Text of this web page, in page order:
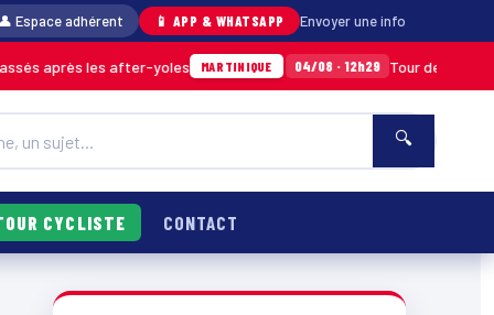
Espace adhérent 📱 APP & WHATSAPP Envoyer une info
les after-yoles MARTINIQUE 04/08 · 12h29 Tour des Yoles et
🔍
CYCLISTE CONTACT